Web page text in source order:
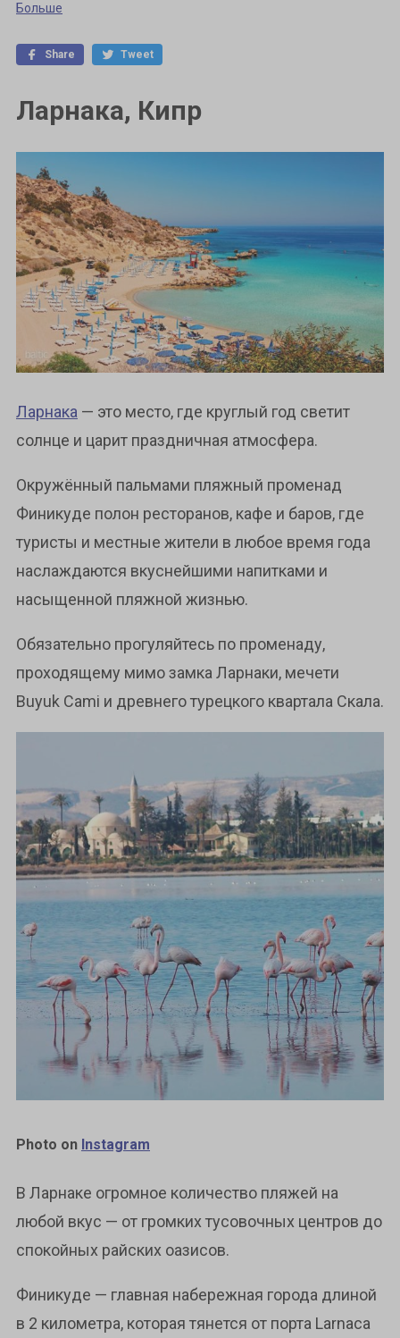
Больше
Share Tweet
Ларнака, Кипр
Ларнака — это место, где круглый год светит
солнце и царит праздничная атмосфера.
Окружённый пальмами пляжный променад
Финикуде полон ресторанов, кафе и баров, где
туристы и местные жители в любое время года
наслаждаются вкуснейшими напитками и
насыщенной пляжной жизнью.
Обязательно прогуляйтесь по променаду,
проходящему мимо замка Ларнаки, мечети
Buyuk Cami и древнего турецкого квартала Скала.
Photo on Instagram
В Ларнаке огромное количество пляжей на
любой вкус — от громких тусовочных центров до
спокойных райских оазисов.
Финикуде — главная набережная города длиной
в 2 километра, которая тянется от порта Larnaca